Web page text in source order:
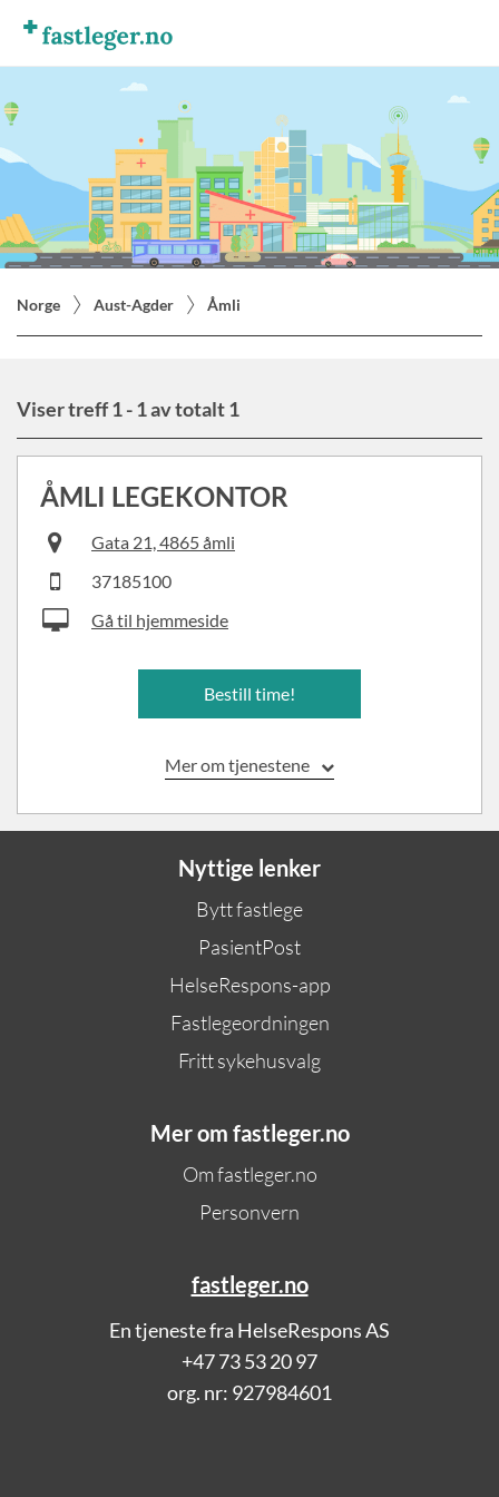
Norge Aust-Agder Åmli
Viser treff 1 - 1 av totalt 1
ÅMLI LEGEKONTOR
Gata 21, 4865 åmli
37185100
Gå til hjemmeside
Bestill time!
Mer om tjenestene
Nyttige lenker
Bytt fastlege
PasientPost
HelseRespons-app
Fastlegeordningen
Fritt sykehusvalg
Mer om fastleger.no
Om fastleger.no
Personvern
fastleger.no
En tjeneste fra HelseRespons AS
+47 73 53 20 97
org. nr: 927984601